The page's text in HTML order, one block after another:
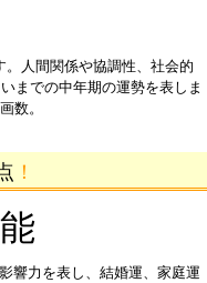
人間関係や協調性、社会的
までの中年期の運勢を表しま
数。
！
響力を表し、結婚運、家庭運